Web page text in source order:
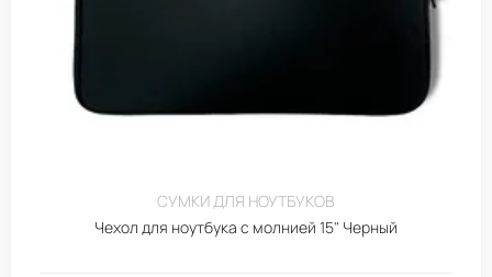
СУМКИ ДЛЯ НОУТБУКОВ
Чехол для ноутбука с молнией 15" Черный